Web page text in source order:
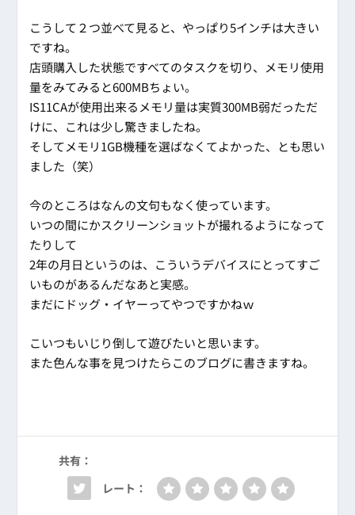
こうして２つ並べて見ると、やっぱり5インチは大きい
ですね。
店頭購入した状態ですべてのタスクを切り、メモリ使用
量をみてみると600MBちょい。
IS11CAが使用出来るメモリ量は実質300MB弱だっただ
けに、これは少し驚きましたね。
そしてメモリ1GB機種を選ばなくてよかった、とも思い
ました（笑）
今のところはなんの文句もなく使っています。
いつの間にかスクリーンショットが撮れるようになって
たりして
2年の月日というのは、こういうデバイスにとってすご
いものがあるんだなあと実感。
まだにドッグ・イヤーってやつですかねｗ
こいつもいじり倒して遊びたいと思います。
また色んな事を見つけたらこのブログに書きますね。
共有：
レート：